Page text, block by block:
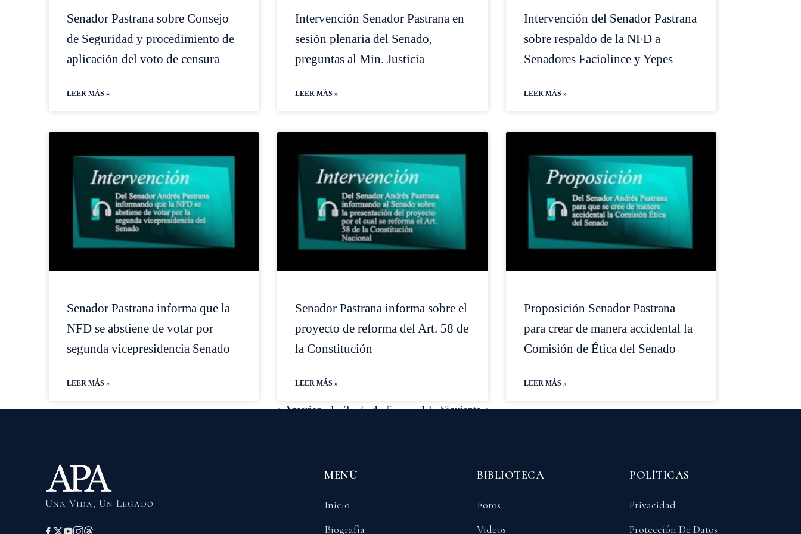
Senador Pastrana sobre Consejo
de Seguridad y procedimiento de
aplicación del voto de censura
LEER MÁS »
Intervención Senador Pastrana en
sesión plenaria del Senado,
preguntas al Min. Justicia
LEER MÁS »
Intervención del Senador Pastrana
sobre respaldo de la NFD a
Senadores Faciolince y Yepes
LEER MÁS »
Senador Pastrana informa que la
NFD se abstiene de votar por
segunda vicepresidencia Senado
LEER MÁS »
Senador Pastrana informa sobre el
proyecto de reforma del Art. 58 de
la Constitución
LEER MÁS »
Proposición Senador Pastrana
para crear de manera accidental la
Comisión de Ética del Senado
LEER MÁS »
« Anterior 1 2 3 4 5 … 12 Siguiente »
Una Vida, Un Legado
MENÚ
Inicio
Biografía
BIBLIOTECA
Fotos
Videos
POLÍTICAS
Privacidad
Protección De Datos